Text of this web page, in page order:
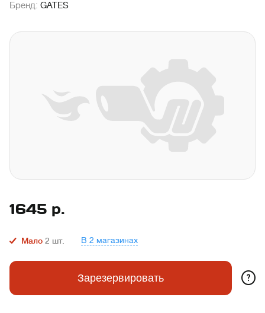
Бренд: GATES
1645 р.
Мало 2 шт. В 2 магазинах
Зарезервировать ?